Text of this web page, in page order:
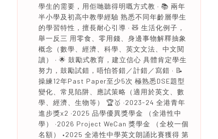
學生的需要，用佢哋聽得明嘅方式教 · 📚 兩年
半小學及初高中教學經驗 熟悉不同年齡層學生
的學習特性，擅長耐心引導 · 🧸 生活化例子，
舉一反三 用零食、零用錢、身邊事物解釋抽象
概念（數學、經濟、科學、英文文法、中文閱
讀） · 🌟 鼓勵式教育，建立信心 具體肯定學生
努力，鼓勵試錯，唔怕答錯／計錯／寫錯 · 📝
操練12年Past Paper至少5次 極熟悉DSE題型
變化、常見陷阱、應試策略（適用於英文、數
學、經濟、生物等） 🏆🥇 ·2023-24 全港青年
進步獎x2 ·2025 品學優異獎學金 （全港性中
學） ·2026 Project WeCan 獎學金 （全校一個
名額） •2025 全港性中學英文朗誦比賽獲得 第